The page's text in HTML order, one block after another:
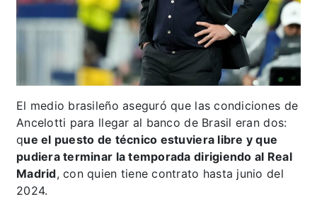
El medio brasileño aseguró que las condiciones de
Ancelotti para llegar al banco de Brasil eran dos:
que el puesto de técnico estuviera libre y que
pudiera terminar la temporada dirigiendo al Real
Madrid, con quien tiene contrato hasta junio del
2024.